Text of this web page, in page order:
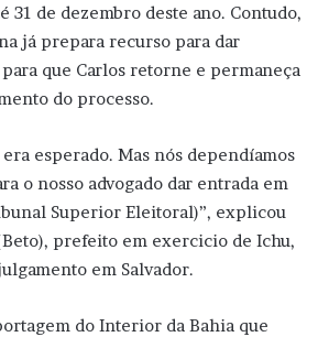
31 de dezembro deste ano. Contudo,
já prepara recurso para dar
que Carlos retorne e permaneça
do processo.
esperado. Mas nós dependíamos
o nosso advogado dar entrada em
Superior Eleitoral)”, explicou
prefeito em exercicio de Ichu,
em Salvador.
do Interior da Bahia que